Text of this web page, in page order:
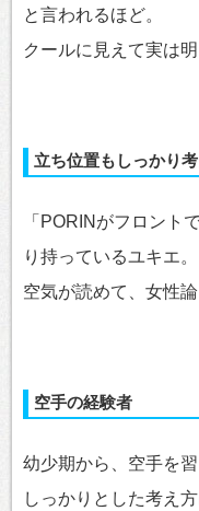
と言われるほど。
クールに見えて実は
立ち位置もしっかり
「PORINがフロント
り持っているユキエ。
空気が読めて、女性
空手の経験者
幼少期から、空手を習
しっかりとした考え